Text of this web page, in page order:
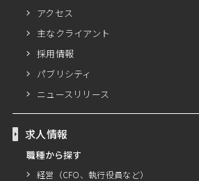
アクセス
主なクライアント
採用情報
パブリシティ
ニュースリリース
求人情報
職種から探す
経営（CFO、執行役員など）